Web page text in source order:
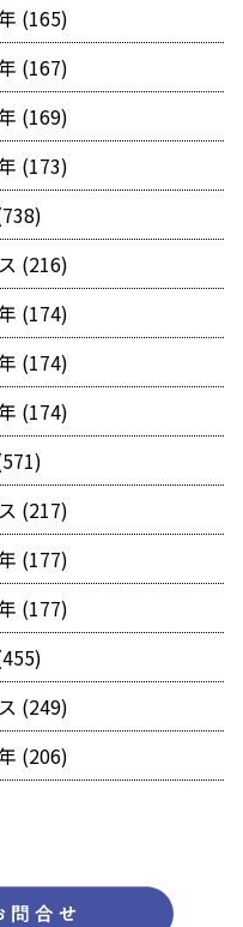
(165)
(167)
(169)
(173)
(216)
(174)
(174)
(174)
(217)
(177)
(177)
(249)
(206)